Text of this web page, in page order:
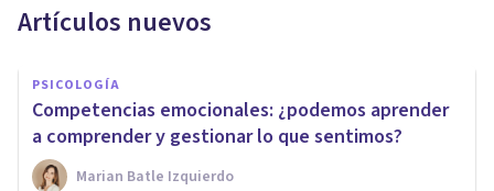
Artículos nuevos
PSICOLOGÍA
Competencias emocionales: ¿podemos aprender
a comprender y gestionar lo que sentimos?
Marian Batle Izquierdo